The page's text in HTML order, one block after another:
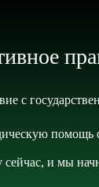
с
помощь
сейчас, и мы